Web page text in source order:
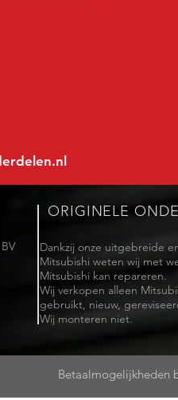
ORIGINELE
Dankzij onze uitgebreide
Mitsubishi weten wij met
Mitsubishi kan repareren.
Wij verkopen alleen
gebruikt, nieuw,
Wij monteren niet.
Betaalmogelijkheden